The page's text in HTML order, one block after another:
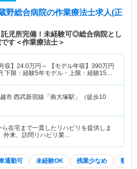
野総合病院の作業療法士求人(正
託児所完備！未経験可◎総合病院とし
す＜作業療法士＞
収】 24.0万円～ 【モデル年収】 390万円
下限：経験5年モデル・上限：経験15年
市 西武新宿線「南大塚駅」（徒歩10
在宅まで一貫したリハビリを提供しま
外来、訪問リハビリ業…
通勤可 未経験OK 残業少なめ 寮・